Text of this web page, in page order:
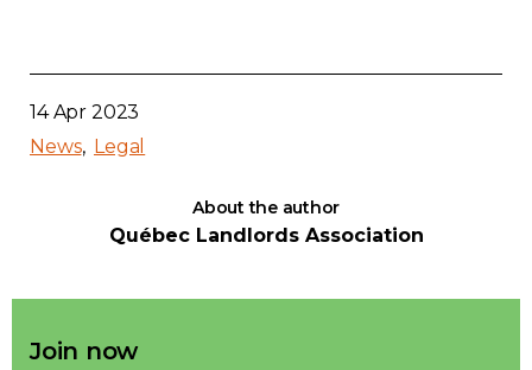
14 Apr 2023
News
Legal
About the author
Québec Landlords Association
Join now